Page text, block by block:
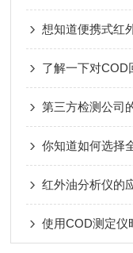
想知道便携式红
了解一下对COD
第三方检测公司
你知道如何选择
红外油分析仪的
使用COD测定仪